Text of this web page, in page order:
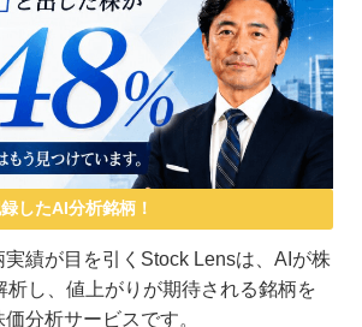
したAI分析銘柄！
実績が目を引くStock Lensは、AIが株
析し、値上がりが期待される銘柄を
分析サービスです。